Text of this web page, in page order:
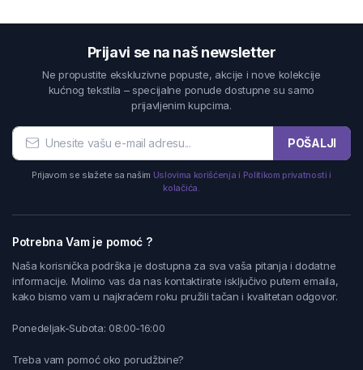
Prijavi se na naš newsletter
Ne propustite ekskluzivne popuste, akcije i nove kolekcije
kućnog tekstila – specijalne ponude dostupne su samo
prijavljenim kupcima.
POŠALJI
Prijavom se slažete sa našim Uslovima korišćenja i Politikom privatnosti i
kolačića.
Potrebna Vam je pomoć ?
Naša korisnička podrška je dostupna za sva vaša pitanja i dodatne
informacije. Molimo vas da nas kontaktirate isključivo putem emaila,
kako bismo vam u najkraćem roku pružili tačan i kvalitetan odgovor.
Ponedeljak-Subota: 08:00-16:00
Treba vam pomoć oko porudžbine?